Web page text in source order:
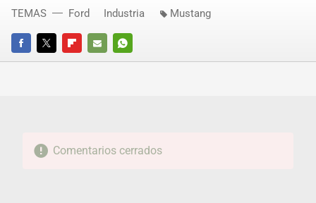
FACEBOOKTWITTERFLIPBOARD
E-
WHATSAPP
TEMAS Ford Industria Mustang
Comentarios cerrados